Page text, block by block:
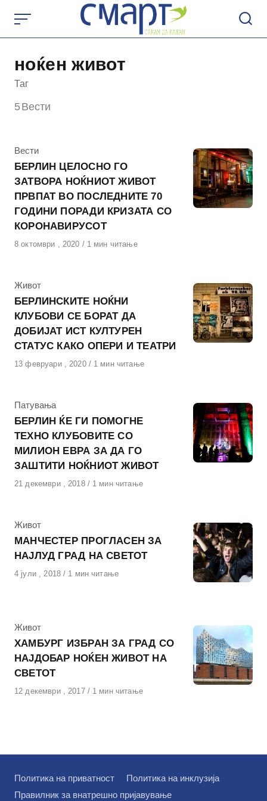
content
ноќен живот
Таг
5Вести
КАтегорија
Вести
БЕРЛИН ЦЕЛОСНО ГО
ЗАТВОРА НОЌНИОТ ЖИВОТ
ПРВПАТ ВО ПОСЛЕДНИТЕ 70
ГОДИНИ ПОРАДИ КРИЗАТА СО
КОРОНАВИРУСОТ
Објавено
8 октомври , 2020 1 мин читање
КАтегорија
Живот
БЕРЛИНСКИТЕ НОЌНИ
КЛУБОВИ СЕ БОРАТ ДА
ДОБИЈАТ ИСТ КУЛТУРЕН
СТАТУС КАКО ОПЕРИ И ТЕАТРИ
Објавено
13 февруари , 2020 1 мин читање
КАтегорија
Патувања
БЕРЛИН ЌЕ ГИ ПОМОГНЕ
ТЕХНО КЛУБОВИТЕ СО
МИЛИОН ЕВРА ЗА ДА ГО
ЗАШТИТИ НОЌНИОТ ЖИВОТ
Објавено
21 декември , 2018 1 мин читање
КАтегорија
Живот
МАНЧЕСТЕР ПРОГЛАСЕН ЗА
НАЈЛУД ГРАД НА СВЕТОТ
Објавено
4 јули , 2018 1 мин читање
КАтегорија
Живот
ХАМБУРГ ИЗБРАН ЗА ГРАД СО
НАЈДОБАР НОЌЕН ЖИВОТ НА
СВЕТОТ
Објавено
12 декември , 2017 1 мин читање
Политика на приватност
Политика на инклузија
Правилник за внатрешно пријавување